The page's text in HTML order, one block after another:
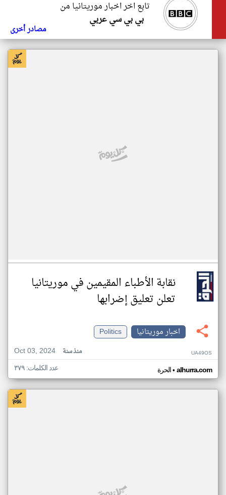
تابع اخر اخبار موريتانيا من
بي بي سي عربي
مصادر أخرى
نقابة الأطباء المقيمين في موريتانيا
تعلن تعليق إضرابها
اخبار موريتانيا
Politics
Oct 03, 2024
منذ سنة UA49OS
الحرة• alhurra.com عدد الكلمات: ٣٧٩